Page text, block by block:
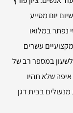
יום מסייע
נפתר במלואו
עשרים
לשעון במספר רב של
איפה שלא תהיו
בבית דגן